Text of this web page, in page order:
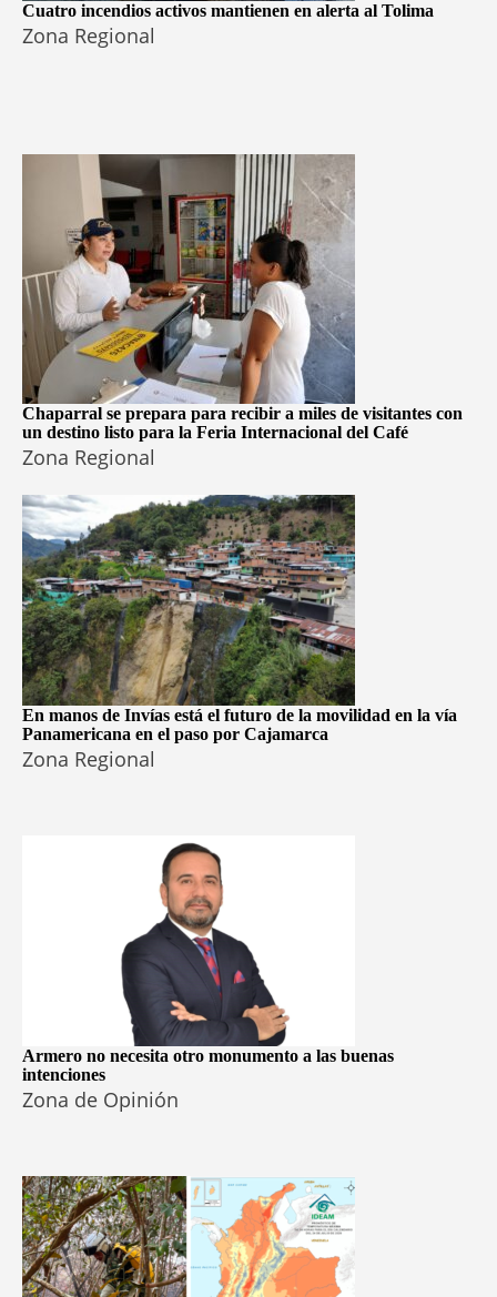
Cuatro incendios activos mantienen en alerta al Tolima
Zona Regional
Chaparral se prepara para recibir a miles de visitantes con
un destino listo para la Feria Internacional del Café
Zona Regional
En manos de Invías está el futuro de la movilidad en la vía
Panamericana en el paso por Cajamarca
Zona Regional
Armero no necesita otro monumento a las buenas
intenciones
Zona de Opinión